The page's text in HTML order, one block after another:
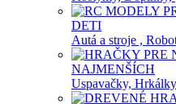
DETI
Autá a stroje ,
NAJMENŠÍCH
Uspavačky,